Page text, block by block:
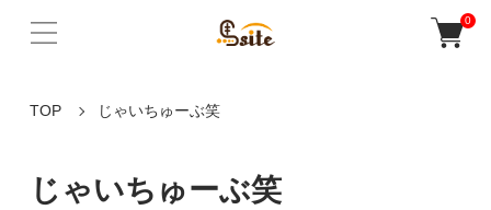
0
TOP じゃいちゅーぶ笑
じゃいちゅーぶ笑